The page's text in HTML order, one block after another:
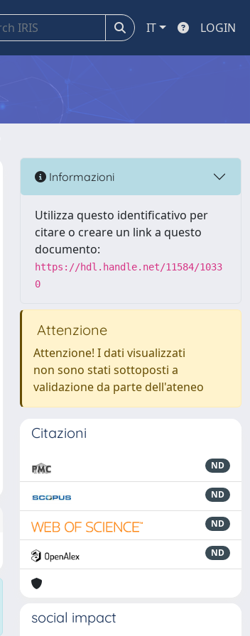
IT LOGIN
Informazioni
Utilizza questo identificativo per
citare o creare un link a questo
documento:
https://hdl.handle.net/11584/1033
0
Attenzione
Attenzione! I dati visualizzati
non sono stati sottoposti a
validazione da parte dell'ateneo
Citazioni
ND
ND
ND
ND
social impact